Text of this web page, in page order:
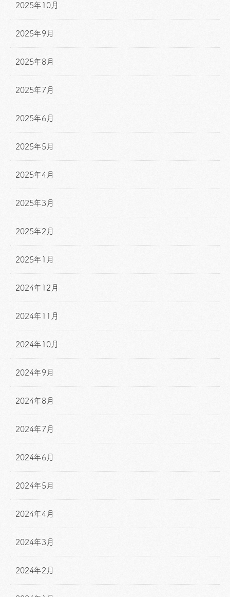
2025年10月
2025年9月
2025年8月
2025年7月
2025年6月
2025年5月
2025年4月
2025年3月
2025年2月
2025年1月
2024年12月
2024年11月
2024年10月
2024年9月
2024年8月
2024年7月
2024年6月
2024年5月
2024年4月
2024年3月
2024年2月